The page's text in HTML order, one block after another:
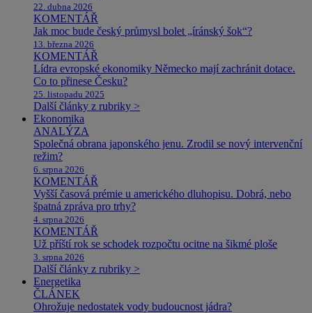
22. dubna 2026
KOMENTÁŘ
Jak moc bude český průmysl bolet „íránský šok“?
13. března 2026
KOMENTÁŘ
Lídra evropské ekonomiky Německo mají zachránit dotace.
Co to přinese Česku?
25. listopadu 2025
Další články z rubriky >
Ekonomika
ANALÝZA
Společná obrana japonského jenu. Zrodil se nový intervenční
režim?
6. srpna 2026
KOMENTÁŘ
Vyšší časová prémie u amerického dluhopisu. Dobrá, nebo
špatná zpráva pro trhy?
4. srpna 2026
KOMENTÁŘ
Už příští rok se schodek rozpočtu ocitne na šikmé ploše
3. srpna 2026
Další články z rubriky >
Energetika
ČLÁNEK
Ohrožuje nedostatek vody budoucnost jádra?